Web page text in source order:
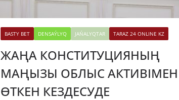
BASTY BET DENSAÝLYQ JAŃALYQTAR TARAZ 24 ONLINE KZ
ЖАҢА КОНСТИТУЦИЯНЫҢ
МАҢЫЗЫ ОБЛЫС АКТИВІМЕН
ӨТКЕН КЕЗДЕСУДЕ